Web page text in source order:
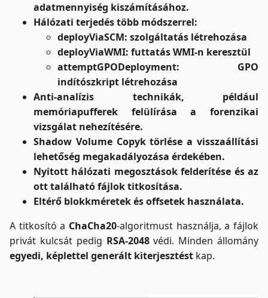
adatmennyiség kiszámításához.
Hálózati terjedés több módszerrel:
deployViaSCM: szolgáltatás létrehozása
deployViaWMI: futtatás WMI-n keresztül
attemptGPODeployment: GPO
indítószkript létrehozása
Anti-analízis technikák, például
memóriapufferek felülírása a forenzikai
vizsgálat nehezítésére.
Shadow Volume Copyk törlése a visszaállítási
lehetőség megakadályozása érdekében.
Nyitott hálózati megosztások felderítése és az
ott található fájlok titkosítása.
Eltérő blokkméretek és offsetek használata.
A titkosító a ChaCha20-algoritmust használja, a fájlok
privát kulcsát pedig RSA‑2048védi. Minden állomány
egyedi, képlettel generált kiterjesztést kap.